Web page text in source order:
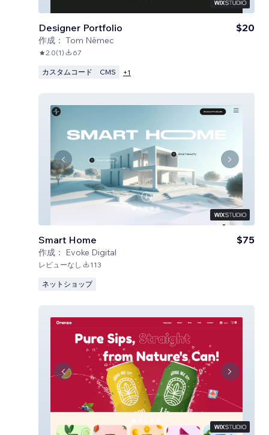
Designer Portfolio
作成： Tom Němec
$20
2.0(1) 67
カスタムコード CMS +1
Smart Home
作成： Evoke Digital
$75
レビューなし 113
ネットショップ